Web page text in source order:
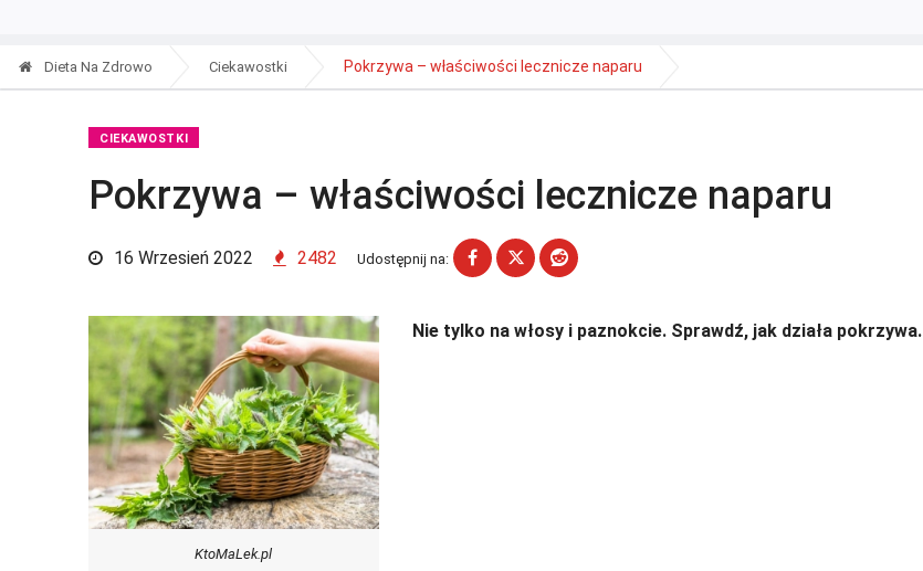
Dieta Na Zdrowo Ciekawostki Pokrzywa – właściwości lecznicze naparu
CIEKAWOSTKI
Pokrzywa – właściwości lecznicze naparu
16 Wrzesień 2022 2482 Udostępnij na:
KtoMaLek.pl
Nie tylko na włosy i paznokcie. Sprawdź, jak działa pokrzywa.